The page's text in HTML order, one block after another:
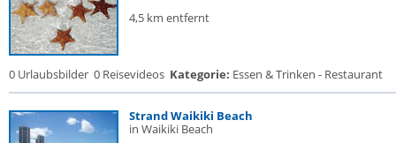
4,5 km entfernt
0 Urlaubsbilder 0 Reisevideos Kategorie: Essen & Trinken - Restaurant
Strand Waikiki Beach
in Waikiki Beach